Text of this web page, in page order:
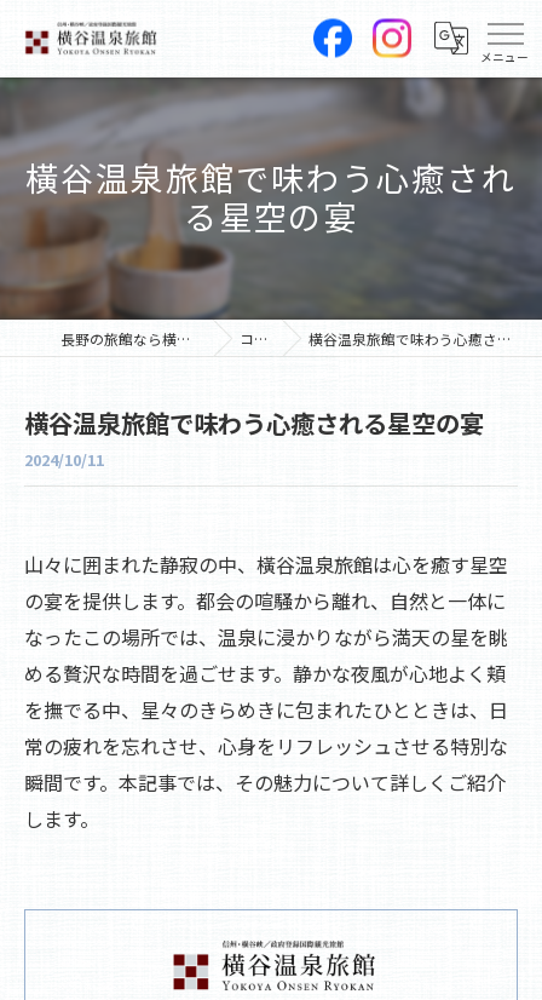
橫谷温泉旅館で味わう心癒され
る星空の宴
長野の旅館なら横谷温泉旅館 コラム 横谷温泉旅館で味わう心癒される星空の宴
横谷温泉旅館で味わう心癒される星空の宴
2024/10/11
山々に囲まれた静寂の中、橫谷温泉旅館は心を癒す星空
の宴を提供します。都会の喧騒から離れ、自然と一体に
なったこの場所では、温泉に浸かりながら満天の星を眺
める贅沢な時間を過ごせます。静かな夜風が心地よく頬
を撫でる中、星々のきらめきに包まれたひとときは、日
常の疲れを忘れさせ、心身をリフレッシュさせる特別な
瞬間です。本記事では、その魅力について詳しくご紹介
します。